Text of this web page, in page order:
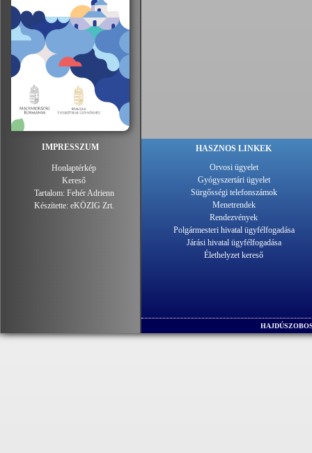
IMPRESSZUM
Honlaptérkép
Kereső
Tartalom: Fehér Adrienn
Készítette: eKÖZIG Zrt.
HASZNOS LINKEK
Orvosi ügyelet
Gyógyszertári ügyelet
Sürgősségi telefonszámok
Menetrendek
Rendezvények
Polgármesteri hivatal ügyfélfogadása
Járási hivatal ügyfélfogadása
Élethelyzet kereső